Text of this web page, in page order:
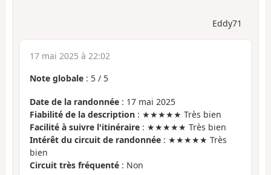
Eddy71
17 mai 2025 à 22:02
Note globale : 5 / 5
Date de la randonnée : 17 mai 2025
Fiabilité de la description : ★★★★★ Très bien
Facilité à suivre l'itinéraire : ★★★★★ Très bien
Intérêt du circuit de randonnée : ★★★★★ Très
bien
Circuit très fréquenté : Non